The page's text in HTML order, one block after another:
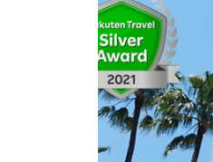
g
e
_
s
a
r
h